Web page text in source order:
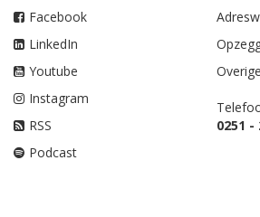
Facebook
LinkedIn
Youtube
Instagram
RSS
Podcast
0251 -